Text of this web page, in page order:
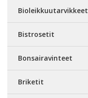
Bioleikkuutarvikkeet
Bistrosetit
Bonsairavinteet
Briketit